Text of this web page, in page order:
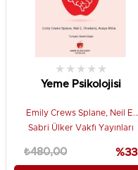
Yeme Psikolojisi
★ ★ ★ ★ ★
Emily Crews Splane, Neil E.
Rowland, Anaya Mitra
Sabri Ülker Vakfı Yayınları
₺480,00 %33